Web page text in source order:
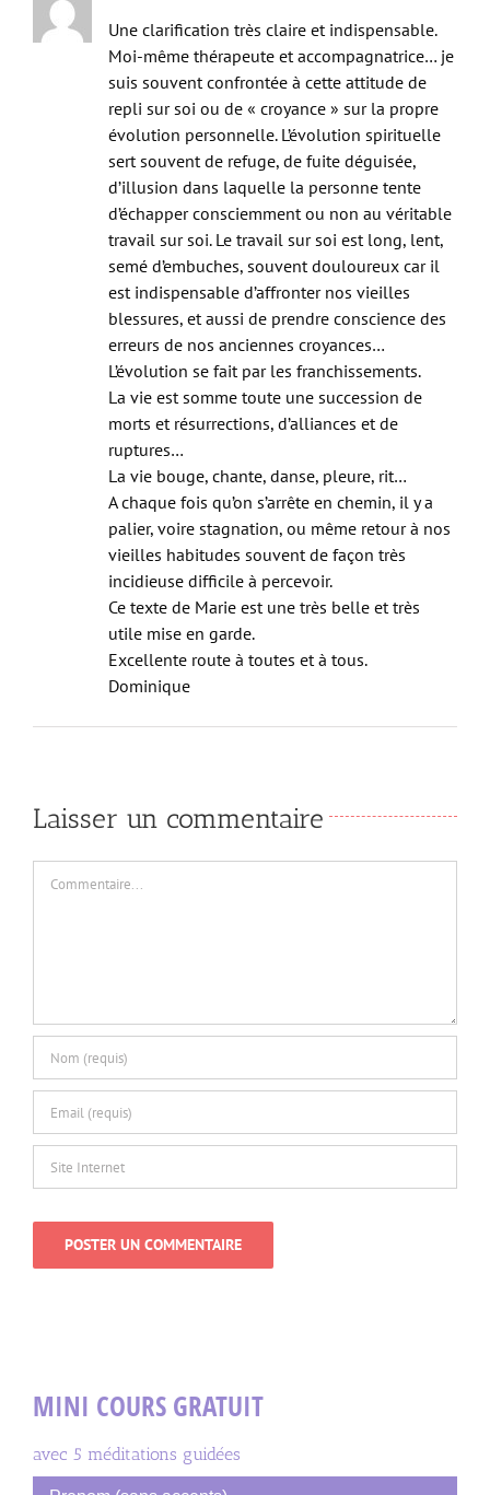
Moi-même thérapeute et accompagnatrice… je
suis souvent confrontée à cette attitude de
repli sur soi ou de « croyance » sur la propre
évolution personnelle. L’évolution spirituelle
sert souvent de refuge, de fuite déguisée,
d’illusion dans laquelle la personne tente
d’échapper consciemment ou non au véritable
travail sur soi. Le travail sur soi est long, lent,
semé d’embuches, souvent douloureux car il
est indispensable d’affronter nos vieilles
blessures, et aussi de prendre conscience des
erreurs de nos anciennes croyances…
L’évolution se fait par les franchissements.
La vie est somme toute une succession de
morts et résurrections, d’alliances et de
ruptures…
La vie bouge, chante, danse, pleure, rit…
A chaque fois qu’on s’arrête en chemin, il y a
palier, voire stagnation, ou même retour à nos
vieilles habitudes souvent de façon très
incidieuse difficile à percevoir.
Ce texte de Marie est une très belle et très
utile mise en garde.
Excellente route à toutes et à tous.
Dominique
Prenom (sans accents)